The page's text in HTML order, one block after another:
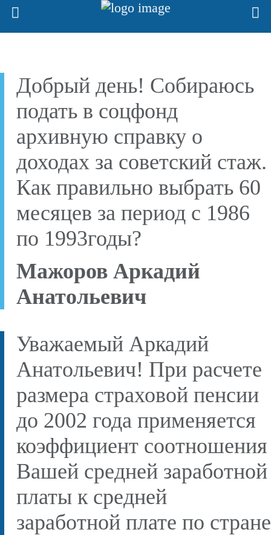
Добрый день! Собираюсь
подать в соцфонд
архивную справку о
доходах за советский стаж.
Как правильно выбрать 60
месяцев за период с 1986
по 1993годы?
Мажоров Аркадий
Анатольевич
Уважаемый Аркадий
Анатольевич! При расчете
размера страховой пенсии
до 2002 года применяется
коэффициент соотношения
Вашей средней заработной
платы к средней
заработной плате по стране